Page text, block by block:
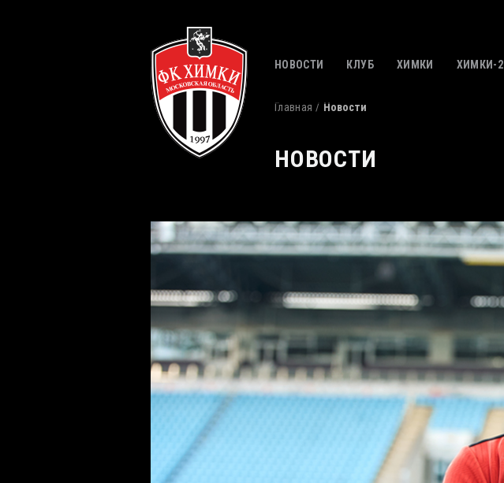
НОВОСТИ КЛУБ ХИМКИ ХИМКИ-2
Главная Новости
НОВОСТИ